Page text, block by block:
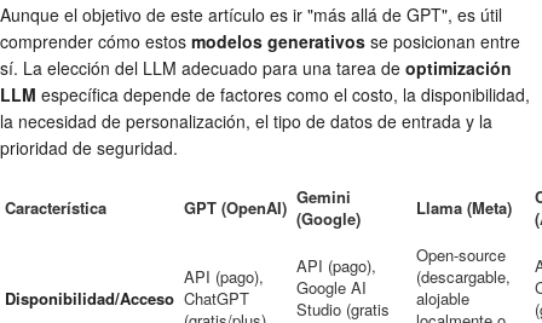
Aunque el objetivo de este artículo es ir "más allá de GPT", es útil
comprender cómo estos modelos generativos se posicionan entre
sí. La elección del LLM adecuado para una tarea de optimización
LLM específica depende de factores como el costo, la disponibilidad,
la necesidad de personalización, el tipo de datos de entrada y la
prioridad de seguridad.
Característica GPT (OpenAI) Gemini
(Google)
Llama (Meta)
Disponibilidad/Acceso
API (pago),
ChatGPT
API (pago),
Google AI
Studio (gratis
Open-source
(descargable,
alojable